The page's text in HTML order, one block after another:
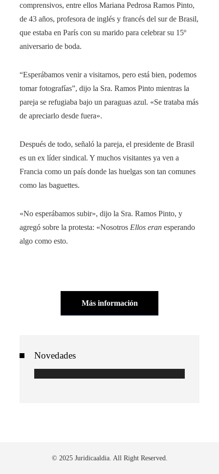
comprensivos, entre ellos Mariana Pedrosa Ramos Pinto,
de 43 años, profesora de inglés y francés del sur de Brasil,
que estaba en París con su marido para celebrar su 15º
aniversario de boda.
“Esperábamos venir a visitarnos, pero está bien, podemos
tomar fotografías”, dijo la Sra. Ramos Pinto mientras la
pareja se refugiaba bajo un paraguas azul. «Se trataba más
de apreciarlo desde fuera».
Después de todo, señaló la pareja, el presidente de Brasil
es un ex líder sindical. Y muchos visitantes ya ven a
Francia como un país donde las huelgas son tan comunes
como las baguettes.
«No esperábamos subir», dijo la Sra. Ramos Pinto, y
agregó sobre la protesta: «Nosotros Ellos eran esperando
algo como esto.
Más información
Novedades
© 2025 Juridicaaldia. All Right Reserved.